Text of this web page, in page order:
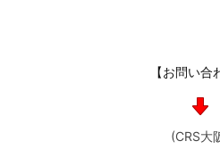
【お問い合
(CRS大